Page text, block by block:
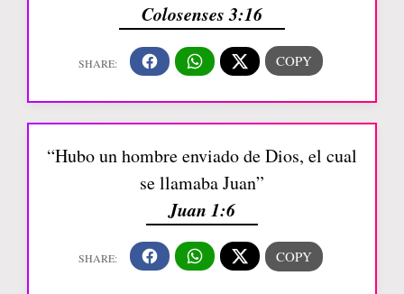
Colosenses 3:16
“Hubo un hombre enviado de Dios, el cual
se llamaba Juan”
Juan 1:6